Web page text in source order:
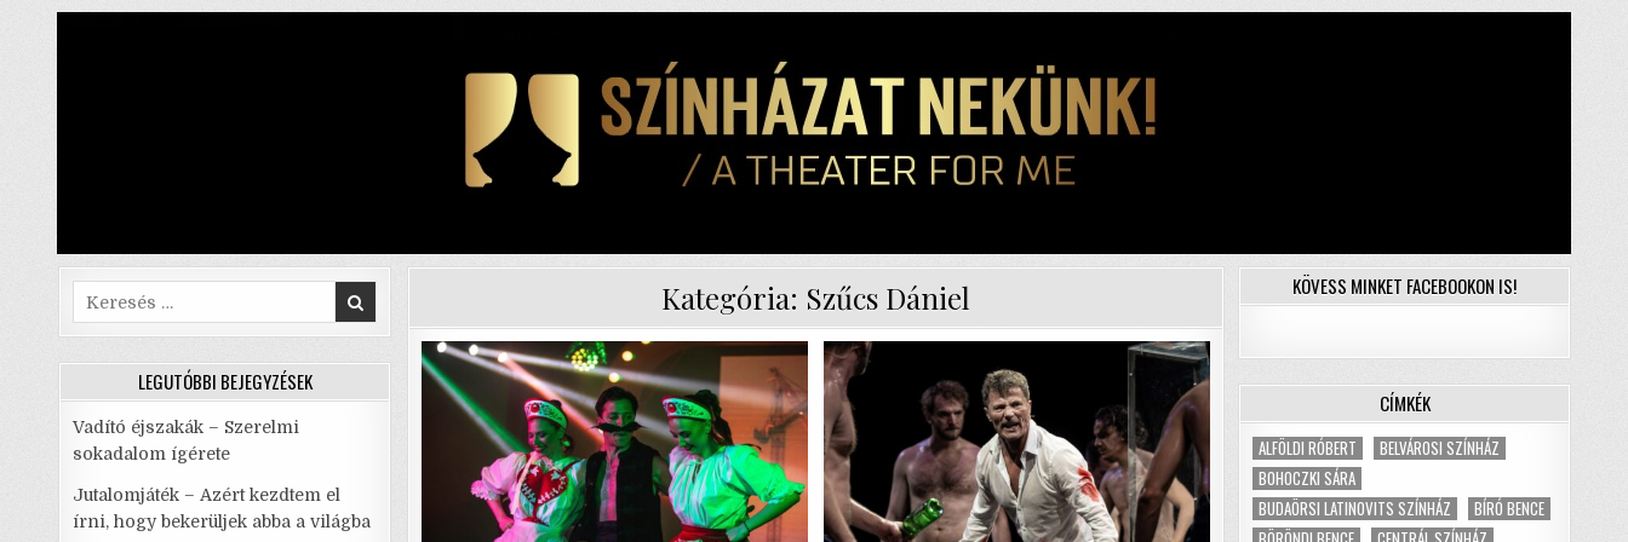
Kategória: Szűcs Dániel
Search
for:
LEGUTÓBBI BEJEGYZÉSEK
Vadító éjszakák – Szerelmi
sokadalom ígérete
Jutalomjáték – Azért kezdtem el
írni, hogy bekerüljek abba a világba
KÖVESS MINKET FACEBOOKON IS!
CÍMKÉK
ALFÖLDI RÓBERT
BELVÁROSI SZÍNHÁZ
BOHOCZKI SÁRA
BUDAÖRSI LATINOVITS SZÍNHÁZ
BÍRÓ BENCE